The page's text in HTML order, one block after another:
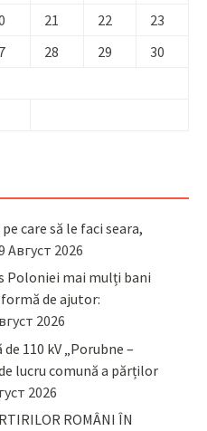
21 22
23
28 29
30
care să le faci seara,
Август 2026
Poloniei mai mulți bani
de ajutor:
2026
110 kV „Porubne –
lucru comună a părților
2026
ROMÂNI ÎN